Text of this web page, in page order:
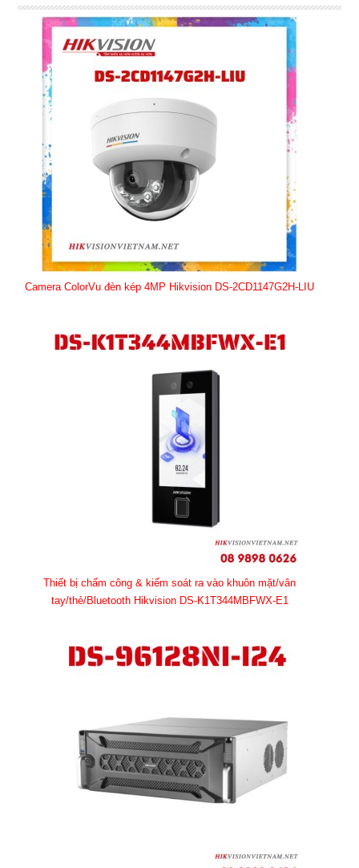
Camera ColorVu đèn kép 4MP Hikvision DS-2CD1147G2H-LIU
Thiết bị chấm công & kiểm soát ra vào khuôn mặt/vân
tay/thẻ/Bluetooth Hikvision DS-K1T344MBFWX-E1